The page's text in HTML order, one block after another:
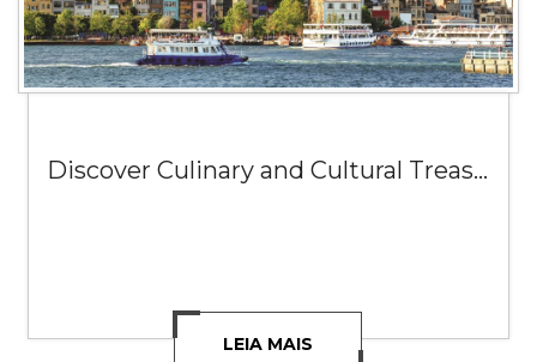
Discover Culinary and Cultural Treasures of Turkey
LEIA MAIS